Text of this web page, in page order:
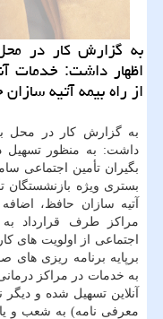
به گزارش كار در
اظهار داشت: خدمات
از راه بیمه آتیه
به گزارش کار در محل
داشت: به منظور تسهیل
بگیران تأمین اجتماعی
بستری ویژه بازنشستگان
آتیه سازان حافظ،
مراکز طرف قرارداد به
اجتماعی از اولویت های
برپایه برنامه ریزی
به خدمات در مراکز
آنلاین تسهیل شده و
معرفی نامه) به شعب و یا